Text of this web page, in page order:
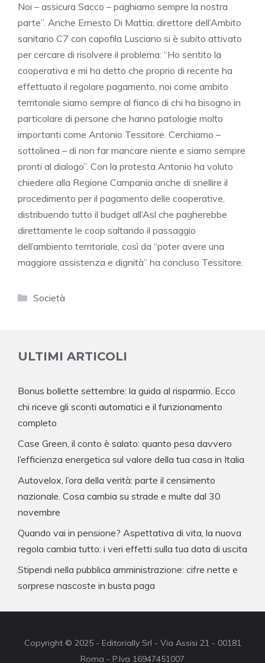
Noi – assicura Sacco – paghiamo sempre la nostra
parte”. Anche Ernesto Di Mattia, direttore dell’Ambito
sanitario C7 con capofila Lusciano si è subito attivato
per cercare di risolvere il problema: “Ho sentito la
cooperativa e mi ha detto che proprio di recente ha
effettuato il regolare pagamento, noi come ambito
territoriale siamo sempre al fianco di chi ha bisogno in
particolare di persone che hanno patologie molto
importanti come Antonio Tessitore. Cerchiamo –
sottolinea – di non far mancare niente e siamo sempre
pronti al dialogo”. Con la protesta Antonio ha voluto
chiedere alla Regione Campania anche di snellire il
procedimento per il pagamento delle cooperative,
distribuendo tutto il budget all’Asl che pagherebbe
direttamente le coop saltando il passaggio
dell’ambiento territoriale, così da “poter avere una
maggiore assistenza e dignità” ha concluso Tessitore.
Categorie
Società
ULTIMI ARTICOLI
Bonus bollette settembre: la guida al risparmio. Ecco
chi riceve gli sconti automatici e il funzionamento
completo
Case Green, il conto è salato: quanto pesa davvero
l’efficienza energetica sul valore della tua casa in Italia
Autovelox, l’ora della verità: parte il censimento
nazionale. Cosa cambia su strade e multe dal 30
novembre
Quando vai in pensione? Aspettativa di vita, la nuova
regola cambia tutto: i veri effetti sulla tua data di uscita
Stipendi nella pubblica amministrazione: cifre nette e
sorprese nascoste in busta paga
Copyright © 2025 - Editorially Srl - Via Assisi 21 - 00181
Roma - P.Iva 16947451007